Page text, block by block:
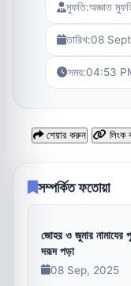
মুফতি:অজ্ঞাত
তারিখ:08
সময়:04:53
শেয়ার করুন লিংক
সম্পর্কিত ফতোয়া
জোহর ও জুমার নামাযের
দরূদ পড়া
08 Sep, 2025